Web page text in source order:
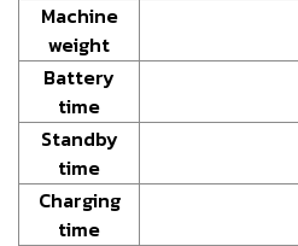
Machine
weight
Battery
time
Standby
time
Charging
time